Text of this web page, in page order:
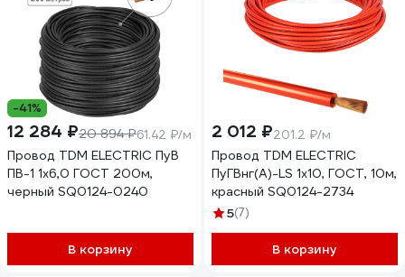
-41%
12 284 ₽20 894 ₽61.42 ₽/м
Провод TDM ELECTRIC ПуВ
ПВ-1 1х6,0 ГОСТ 200м,
черный SQ0124-0240
В корзину
2 012 ₽201.2 ₽/м
Провод TDM ELECTRIC
ПуГВнг(А)-LS 1x10, ГОСТ, 10м,
красный SQ0124-2734
5(7)
В корзину